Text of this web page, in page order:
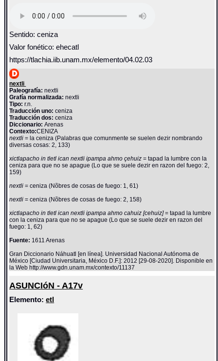
Sentido: ceniza
Valor fonético: ehecatl
https://tlachia.iib.unam.mx/elemento/04.02.03
nextli
Paleografía: nextli
Grafía normalizada: nextli
Tipo: r.n.
Traducción uno: ceniza
Traducción dos: ceniza
Diccionario:Arenas
Contexto:CENIZA
nextli= la ceniza (Palabras que comunmente se suelen dezir nombrando
diversas cosas: 2, 133)
xictlapacho in tletl ican nextli ipampa ahmo çehuiz= tapad la lumbre con la
ceniza para que no se apague (Lo que se suele dezir en razon del fuego: 2,
159)
nextli= ceniza (Nõbres de cosas de fuego: 1, 61)
nextli= ceniza (Nõbres de cosas de fuego: 2, 158)
xictlapacho in tletl ican nextli ipampa ahmo cahuiz [cehuiz]= tapad la lumbre
con la ceniza para que no se apague (Lo que se suele dezir en razon del
fuego: 1, 62)
Fuente: 1611 Arenas
Gran Diccionario Náhuatl [en línea]. Universidad Nacional Autónoma de
México [Ciudad Universitaria, México D.F.]: 2012 [29-08-2020]. Disponible en
la Web http://www.gdn.unam.mx/contexto/11137
ASUNCIóN - A17v
Elemento:etl